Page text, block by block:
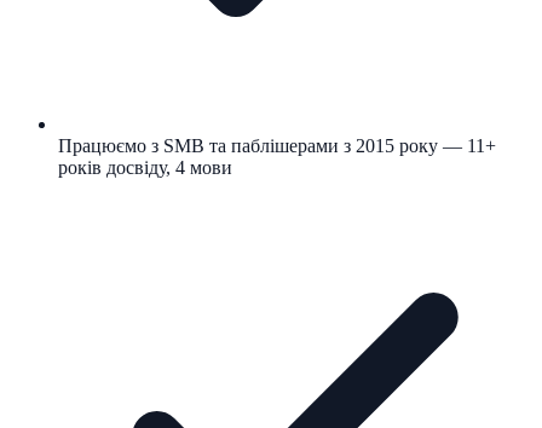
Працюємо з SMB та паблішерами з 2015 року — 11+
років досвіду, 4 мови